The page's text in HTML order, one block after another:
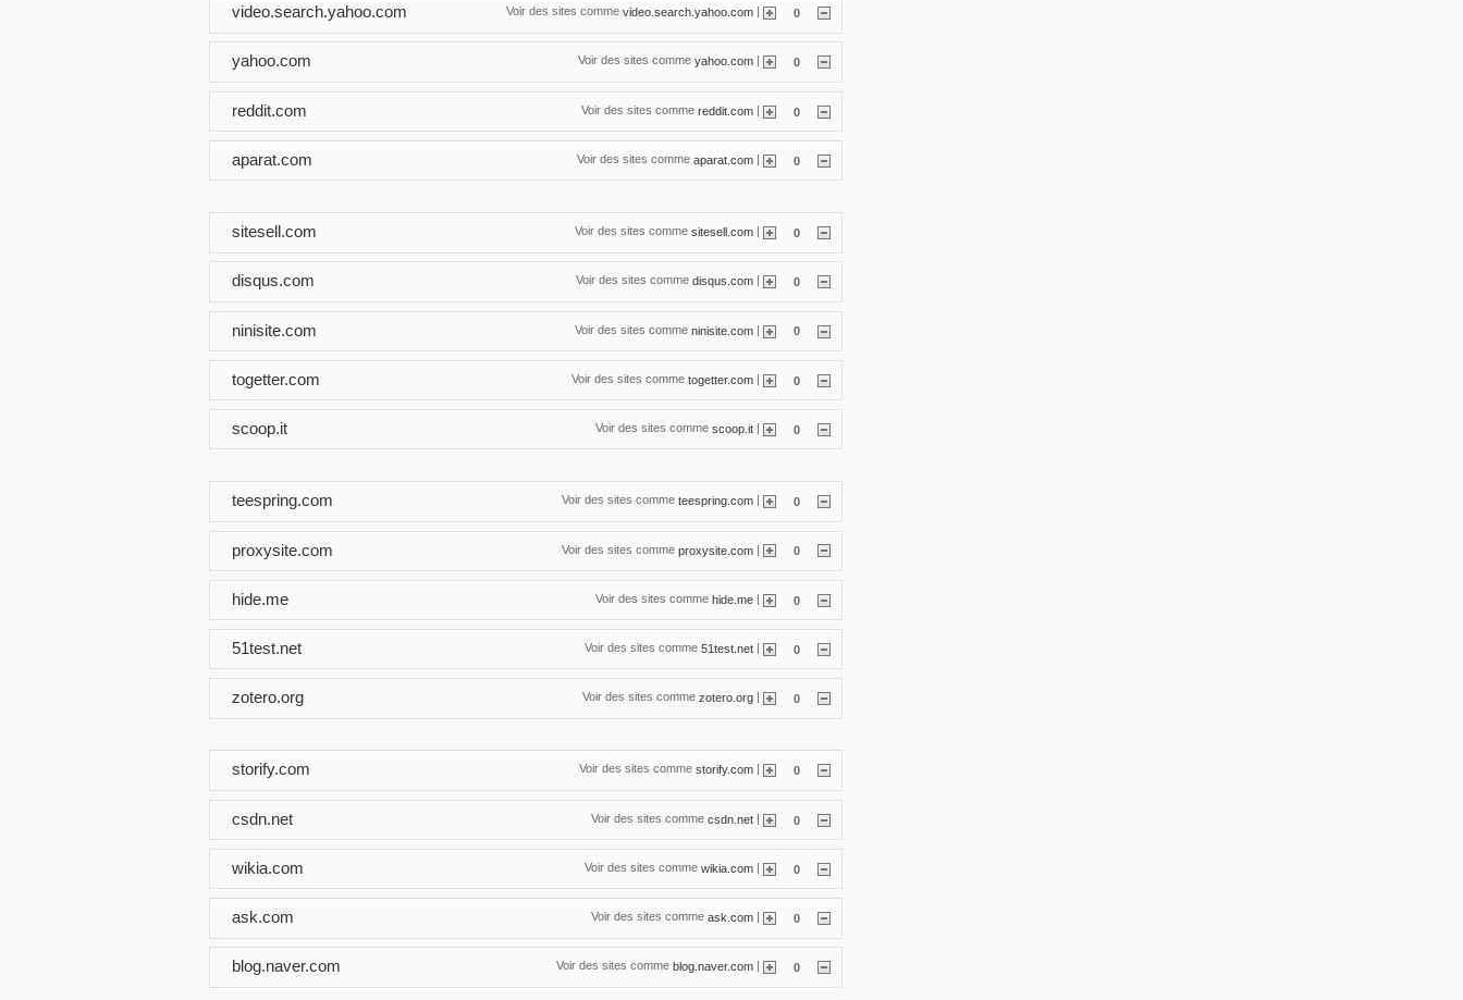
Voir des sites comme video.search.yahoo.com | 0
video.search.yahoo.com
Voir des sites comme yahoo.com 0
yahoo.com
Voir des sites comme reddit.com | 0
reddit.com
Voir des sites comme aparat.com | 0
aparat.com
Voir des sites comme sitesell.com | 0
sitesell.com
Voir des sites comme disqus.com 0
disqus.com
Voir des sites comme ninisite.com | 0
ninisite.com
Voir des sites comme togetter.com | 0
togetter.com
Voir des sites comme scoop.it | 0
scoop.it
Voir des sites comme teespring.com 0
teespring.com
Voir des sites comme proxysite.com | 0
proxysite.com
Voir des sites comme hide.me | 0
hide.me
Voir des sites comme 51test.net | 0
51test.net
Voir des sites comme zotero.org 0
zotero.org
Voir des sites comme storify.com 0
storify.com
Voir des sites comme csdn.net | 0
csdn.net
Voir des sites comme wikia.com | 0
wikia.com
Voir des sites comme ask.com | 0
ask.com
Voir des sites comme blog.naver.com 0
blog.naver.com